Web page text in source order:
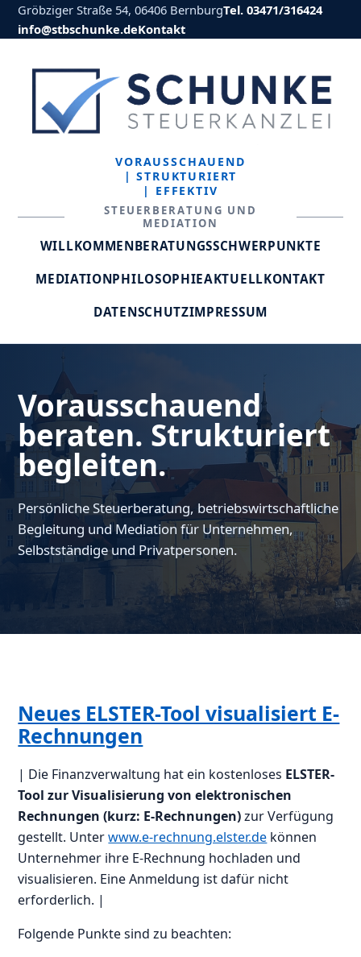
Gröbziger Straße 54, 06406 BernburgTel. 03471/316424
info@stbschunke.deKontakt
VORAUSSCHAUEND
| STRUKTURIERT
| EFFEKTIV
STEUERBERATUNG UND
MEDIATION
WILLKOMMENBERATUNGSSCHWERPUNKTE
MEDIATIONPHILOSOPHIEAKTUELLKONTAKT
DATENSCHUTZIMPRESSUM
Vorausschauend
beraten. Strukturiert
begleiten.
Persönliche Steuerberatung, betriebswirtschaftliche
Begleitung und Mediation für Unternehmen,
Selbstständige und Privatpersonen.
Neues ELSTER-Tool visualisiert E-
Rechnungen
| Die Finanzverwaltung hat ein kostenloses ELSTER-
Tool zur Visualisierung von elektronischen
Rechnungen (kurz: E-Rechnungen)zur Verfügung
gestellt. Unterwww.e-rechnung.elster.de können
Unternehmer ihre E-Rechnung hochladen und
visualisieren. Eine Anmeldung ist dafür nicht
erforderlich. |
Folgende Punkte sind zu beachten: